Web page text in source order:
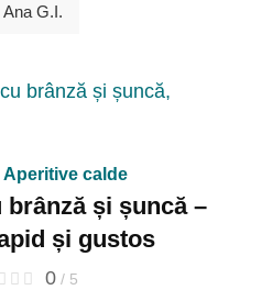
Ana G.I.
Aperitive calde
și șuncă –
și gustos
0/ 5